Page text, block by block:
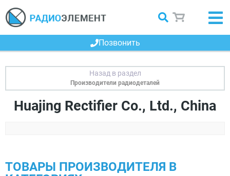
Позвонить
Производители радиодеталей
Huajing Rectifier Co., Ltd., China
ТОВАРЫ ПРОИЗВОДИТЕЛЯ В